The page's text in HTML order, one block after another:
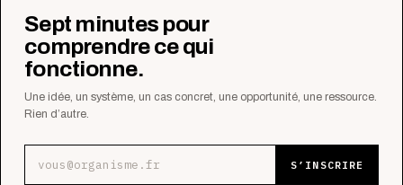
Sept minutes pour
comprendre ce qui
fonctionne.
Une idée, un système, un cas concret, une opportunité, une ressource.
Rien d’autre.
S’INSCRIRE